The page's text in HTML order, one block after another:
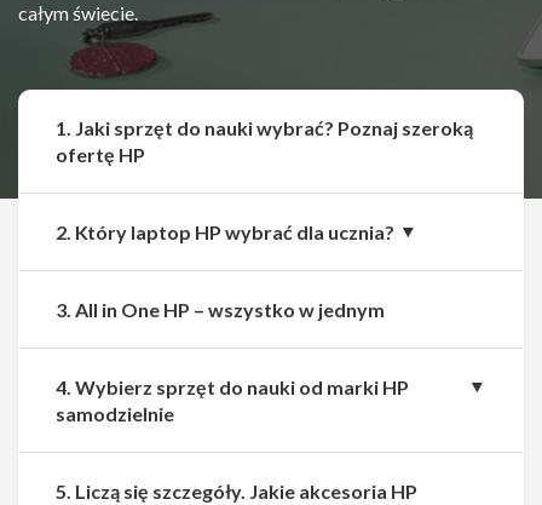
całym świecie.
1. Jaki sprzęt do nauki wybrać? Poznaj szeroką
ofertę HP
2. Który laptop HP wybrać dla ucznia?
3. All in One HP – wszystko w jednym
4. Wybierz sprzęt do nauki od marki HP
samodzielnie
5. Liczą się szczegóły. Jakie akcesoria HP